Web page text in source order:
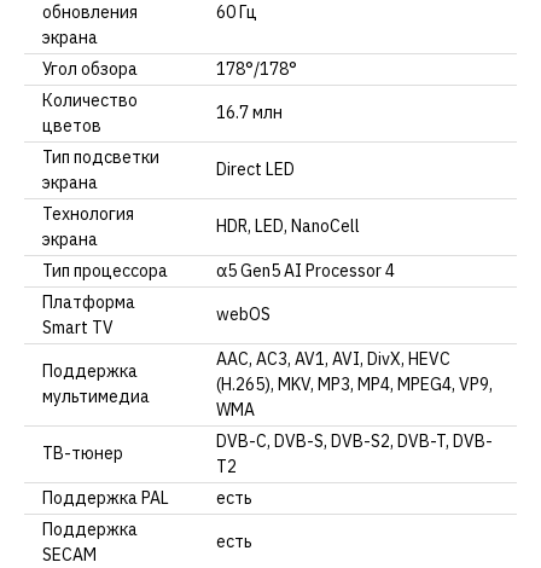
обновления
экрана
60 Гц
Угол обзора
178°/178°
Количество
цветов
16.7 млн
Тип подсветки
экрана
Direct LED
Технология
экрана
HDR, LED, NanoCell
Тип процессора
α5 Gen5 AI Processor 4
Платформа
Smart TV
webOS
Поддержка
мультимедиа
AAC, AC3, AV1, AVI, DivX, HEVC
(H.265), MKV, MP3, MP4, MPEG4, VP9,
WMA
ТВ-тюнер
DVB-C, DVB-S, DVB-S2, DVB-T, DVB-
T2
Поддержка PAL
есть
Поддержка
SECAM
есть